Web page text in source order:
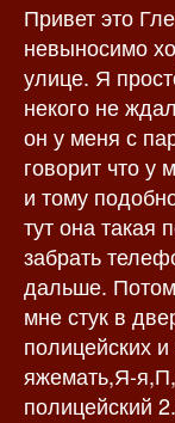
з
а
и
с
и
Привет это
невыносимо
улице. Я
некого не
он у меня с
говорит что у
и тому
тут она такая
забрать
дальше.
мне стук в
полицейских
яжемать,Я-
полицейский